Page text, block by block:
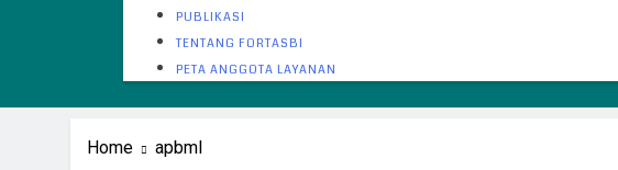
PUBLIKASI
TENTANG FORTASBI
PETA ANGGOTA LAYANAN
Home apbml